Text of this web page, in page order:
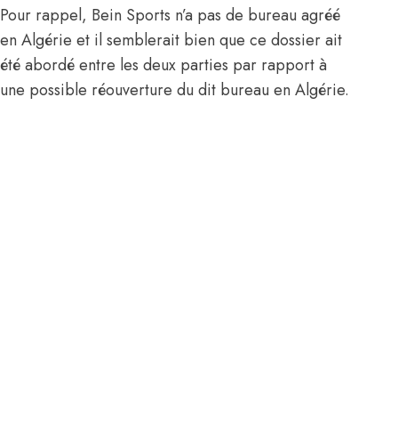
Pour rappel, Bein Sports n’a pas de bureau agréé
en Algérie et il semblerait bien que ce dossier ait
été abordé entre les deux parties par rapport à
une possible réouverture du dit bureau en Algérie.